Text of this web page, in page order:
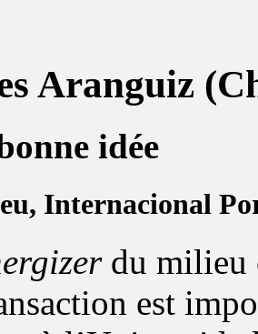
Aranguiz
idée
Internacional
du milieu
est